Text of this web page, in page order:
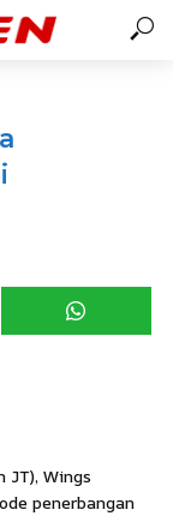
JT), Wings
penerbangan